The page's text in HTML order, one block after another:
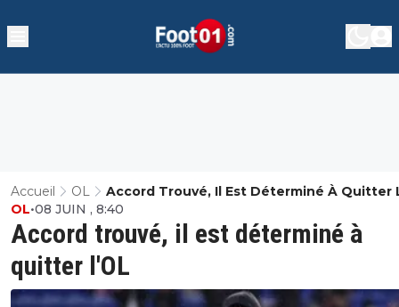
Accueil OL Accord Trouvé, Il Est Déterminé À Quitter
Accord trouvé, il est déterminé à
quitter l'OL
OL•08 JUIN , 8:40